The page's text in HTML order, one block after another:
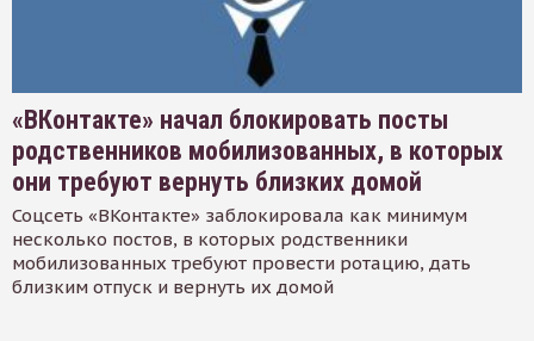
«ВКонтакте» начал блокировать посты
родственников мобилизованных, в которых
они требуют вернуть близких домой
Соцсеть «ВКонтакте» заблокировала как минимум
несколько постов, в которых родственники
мобилизованных требуют провести ротацию, дать
близким отпуск и вернуть их домой